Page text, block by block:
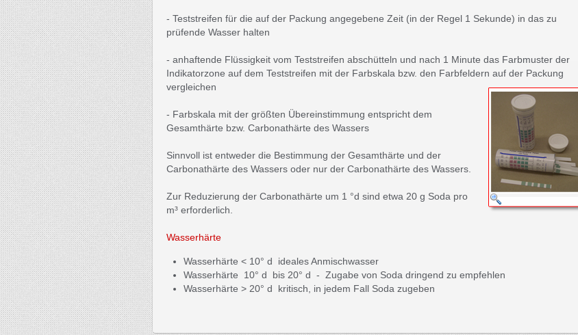
- Teststreifen für die auf der Packung angegebene Zeit (in der Regel 1 Sekunde) in das zu
prüfende Wasser halten
- anhaftende Flüssigkeit vom Teststreifen abschütteln und nach 1 Minute das Farbmuster der
Indikatorzone auf dem Teststreifen mit der Farbskala bzw. den Farbfeldern auf der Packung
vergleichen
- Farbskala mit der größten Übereinstimmung entspricht dem
Gesamthärte bzw. Carbonathärte des Wassers
Sinnvoll ist entweder die Bestimmung der Gesamthärte und der
Carbonathärte des Wassers oder nur der Carbonathärte des Wassers.
Zur Reduzierung der Carbonathärte um 1 °d sind etwa 20 g Soda pro
m³ erforderlich.
Wasserhärte
Wasserhärte < 10° d ideales Anmischwasser
Wasserhärte 10° d bis 20° d - Zugabe von Soda dringend zu empfehlen
Wasserhärte > 20° d kritisch, in jedem Fall Soda zugeben